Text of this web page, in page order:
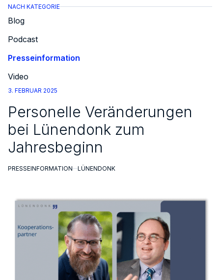
NACH KATEGORIE
Blog
Podcast
Presseinformation
Video
3. FEBRUAR 2025
Personelle Veränderungen
bei Lünendonk zum
Jahresbeginn
PRESSEINFORMATION LÜNENDONK